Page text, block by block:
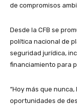
de compromisos
Desde la CFB se
política nacional de
seguridad jurídica,
financiamiento para
“Hoy más que
oportunidades de